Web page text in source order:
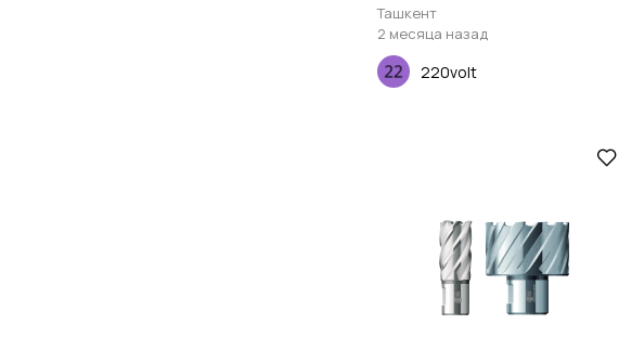
Ташкент
2 месяца назад
220volt